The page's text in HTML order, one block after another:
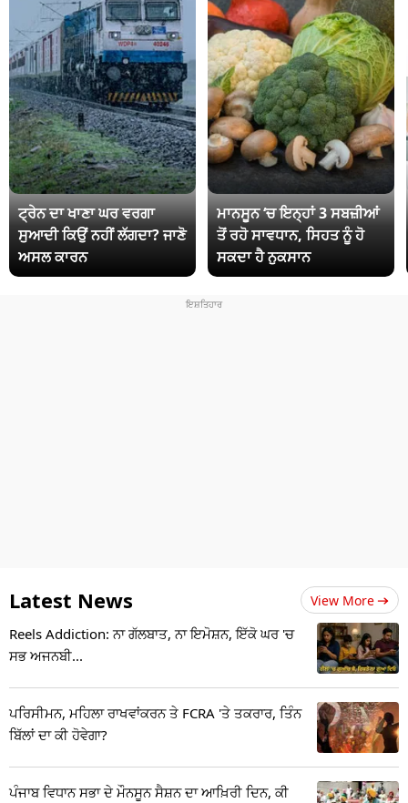
ਟ੍ਰੇਨ ਦਾ ਖਾਣਾ ਘਰ ਵਰਗਾ
ਸੁਆਦੀ ਕਿਉਂ ਨਹੀਂ ਲੱਗਦਾ? ਜਾਣੋ
ਅਸਲ ਕਾਰਨ
ਮਾਨਸੂਨ ‘ਚ ਇਨ੍ਹਾਂ 3 ਸਬਜ਼ੀਆਂ
ਤੋਂ ਰਹੋ ਸਾਵਧਾਨ, ਸਿਹਤ ਨੂੰ ਹੋ
ਸਕਦਾ ਹੈ ਨੁਕਸਾਨ
Latest News View More
Reels Addiction: ਨਾ ਗੱਲਬਾਤ, ਨਾ ਇਮੋਸ਼ਨ, ਇੱਕੋ ਘਰ 'ਚ
ਸਭ ਅਜਨਬੀ...
ਪਰਿਸੀਮਨ, ਮਹਿਲਾ ਰਾਖਵਾਂਕਰਨ ਤੇ FCRA 'ਤੇ ਤਕਰਾਰ, ਤਿੰਨ
ਬਿੱਲਾਂ ਦਾ ਕੀ ਹੋਵੇਗਾ?
ਪੰਜਾਬ ਵਿਧਾਨ ਸਭਾ ਦੇ ਮੌਨਸੂਨ ਸੈਸ਼ਨ ਦਾ ਆਖ਼ਿਰੀ ਦਿਨ, ਕੀ